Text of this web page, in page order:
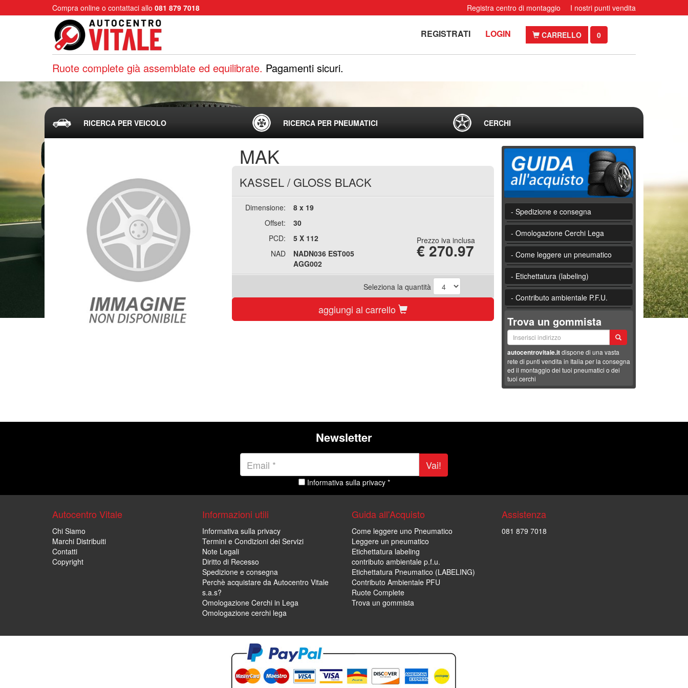
Compra online o contattaci allo 081 879 7018 Registra centro di montaggio I nostri punti vendita
REGISTRATI LOGIN CARRELLO 0
Ruote complete già assemblate ed equilibrate. Pagamenti sicuri.
RICERCA PER VEICOLO RICERCA PER PNEUMATICI CERCHI
MAK
KASSEL/ GLOSS BLACK
Dimensione:
8 x 19
Offset:
30
PCD:
5 X 112
NAD
NADN036 EST005
AGG002
Prezzo iva inclusa
€ 270.97
Seleziona la quantità
aggiungi al carrello
- Spedizione e consegna
- Omologazione Cerchi Lega
- Come leggere un pneumatico
- Etichettatura (labeling)
- Contributo ambientale P.F.U.
Trova un gommista
autocentrovitale.itdispone di una vasta
rete di punti vendita in Italia per la consegna
ed il montaggio dei tuoi pneumatici o dei
tuoi cerchi
Newsletter
Vai!
Informativa sulla privacy *
Autocentro Vitale
Chi Siamo
Marchi Distribuiti
Contatti
Copyright
Informazioni utili
Informativa sulla privacy
Termini e Condizioni dei Servizi
Note Legali
Diritto di Recesso
Spedizione e consegna
Perchè acquistare da Autocentro Vitale
s.a.s?
Omologazione Cerchi in Lega
Omologazione cerchi lega
Guida all'Acquisto
Come leggere uno Pneumatico
Leggere un pneumatico
Etichettatura labeling
contributo ambientale p.f.u.
Etichettatura Pneumatico (LABELING)
Contributo Ambientale PFU
Ruote Complete
Trova un gommista
Assistenza
081 879 7018